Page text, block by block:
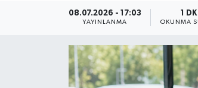
08.07.2026 - 17:03
YAYINLANMA
1 DK
OKUNMA
Eleman
Gündem
Haber Arşivi